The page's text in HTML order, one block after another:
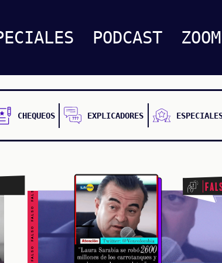
PODCAST ZOOM
CHEQUEOS EXPLICADORES
FALSO FALSO FALSO FALSO FALSO FALSO FALSO